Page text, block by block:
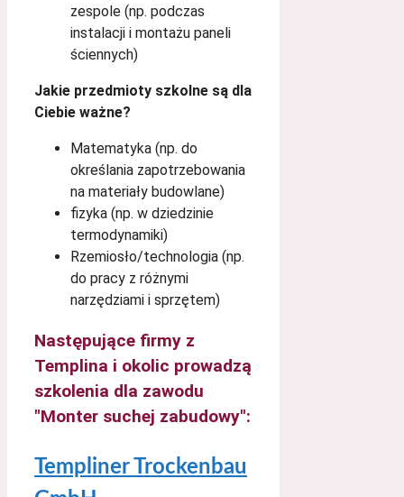
zespole (np. podczas
instalacji i montażu paneli
ściennych)
Jakie przedmioty szkolne są dla
Ciebie ważne?
Matematyka (np. do
określania zapotrzebowania
na materiały budowlane)
fizyka (np. w dziedzinie
termodynamiki)
Rzemiosło/technologia (np.
do pracy z różnymi
narzędziami i sprzętem)
Następujące firmy z
Templina i okolic prowadzą
szkolenia dla zawodu
"Monter suchej zabudowy":
Templiner Trockenbau